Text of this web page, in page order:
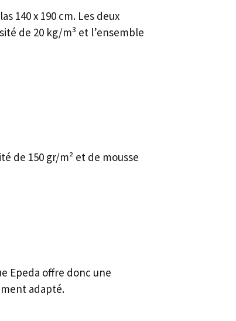
140 x 190 cm. Les deux
de 20 kg/m3 et l’ensemble
de 150 gr/m² et de mousse
Epeda offre donc une
adapté.